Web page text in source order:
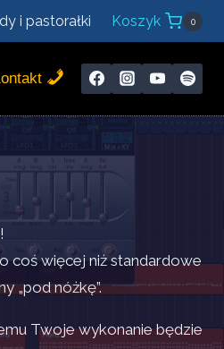
i pastorałki Koszyk 0
coś więcej niż standardowe
„pod nóżkę”.
Twoje wykonanie będzie